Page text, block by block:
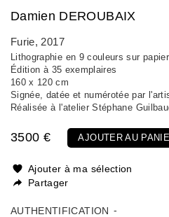
Damien DEROUBAIX
Furie, 2017
Lithographie en 9 couleurs sur
Édition à 35 exemplaires
160 x 120 cm
Signée, datée et numérotée par
Réalisée à l'atelier Stéphane
3500 € AJOUTER AU
Ajouter à ma sélection
Partager
AUTHENTIFICATION